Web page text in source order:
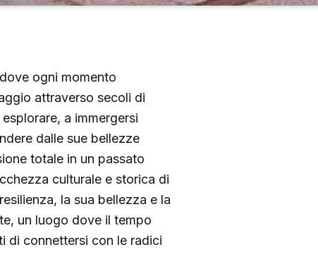
ogni momento
attraverso secoli di
a immergersi
dalle sue bellezze
totale in un passato
culturale e storica di
la sua bellezza e la
un luogo dove il tempo
di connettersi con le radici